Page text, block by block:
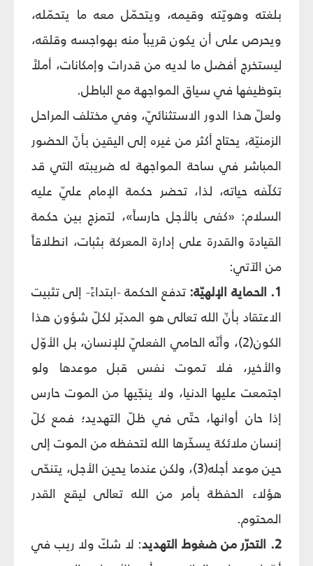
بلغته وهويّته وقيمه، ويتحمّل معه ما يتحمّله،
ويحرص على أن يكون قريباً منه بهواجسه وقلقه،
ليستخرج أفضل ما لديه من قدرات وإمكانات، أملاً
بتوظيفها في سياق المواجهة مع الباطل.
ولعلّ هذا الدور الاستثنائيّ، وفي مختلف المراحل
الزمنيّة، يحتاج أكثر من غيره إلى اليقين بأنّ الحضور
المباشر في ساحة المواجهة له ضريبته التي قد
تكلّفه حياته، لذا، تحضر حكمة الإمام عليّ عليه
السلام: «كفى بالأجل حارساً»، لتمزج بين حكمة
القيادة والقدرة على إدارة المعركة بثبات، انطلاقاً
من الآتي:
1. الحماية الإلهيّة:
تدفع الحكمة -ابتداءً- إلى تثبيت
الاعتقاد بأنّ الله تعالى هو المدبّر لكلّ شؤون هذا
الكون(2)، وأنّه الحامي الفعليّ للإنسان، بل الأوّل
والأخير، فلا تموت نفس قبل موعدها ولو
اجتمعت عليها الدنيا، ولا ينجّيها من الموت حارس
إذا حان أوانها، حتّى في ظلّ التهديد؛ فمع كلّ
إنسان ملائكة يسخّرها الله لتحفظه من الموت إلى
حين موعد أجله(3)، ولكن عندما يحين الأجل، يتنحّى
هؤلاء الحفظة بأمر من الله تعالى ليقع القدر
المحتوم.
2. التحرّر من ضغوط التهديد
: لا شكّ ولا ريب في